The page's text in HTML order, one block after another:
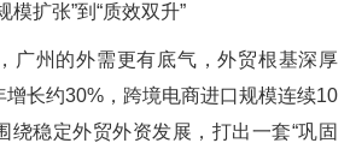
扩张”到“质效双升”
州的外需更有底气，外贸根基深厚
长约30%，跨境电商进口规模连续10
绕稳定外贸外资发展，打出一套“巩固